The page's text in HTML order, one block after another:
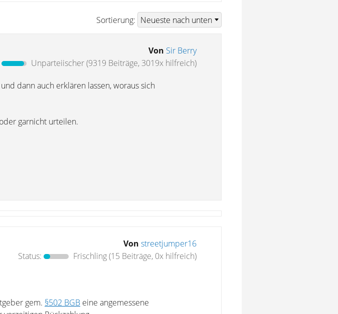
Sortierung:
Von Sir Berry
Unparteiischer(9319 Beiträge, 3019x hilfreich)
dann auch erklären lassen, woraus sich
garnicht urteilen.
Von streetjumper16
Status:
Frischling(15 Beiträge, 0x hilfreich)
gem. §502 BGB eine angemessene